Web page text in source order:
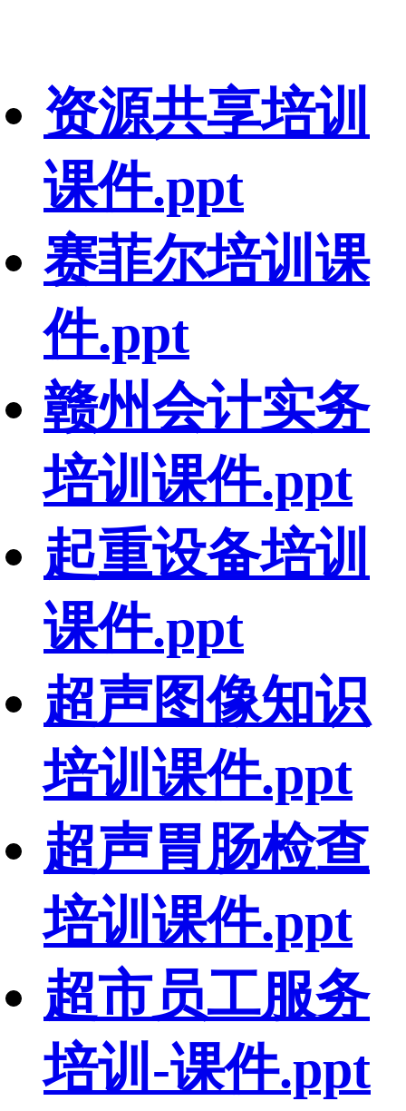
资源共享培训
课件.ppt
赛菲尔培训课
件.ppt
赣州会计实务
培训课件.ppt
起重设备培训
课件.ppt
超声图像知识
培训课件.ppt
超声胃肠检查
培训课件.ppt
超市员工服务
培训-课件.ppt